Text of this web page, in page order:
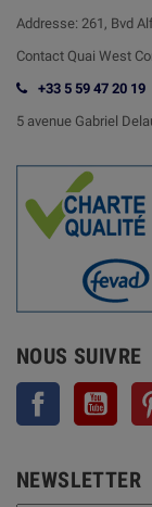
Addresse: 261, Bvd
Contact Quai West
+33 5 59 47 20 19
5 avenue Gabriel
NOUS SUIVRE
Facebook
NEWSLETTER